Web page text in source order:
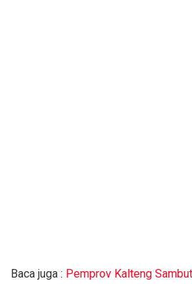
Baca juga : Pemprov Kalteng